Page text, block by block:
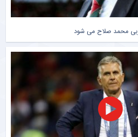
محمد صلاح می شود